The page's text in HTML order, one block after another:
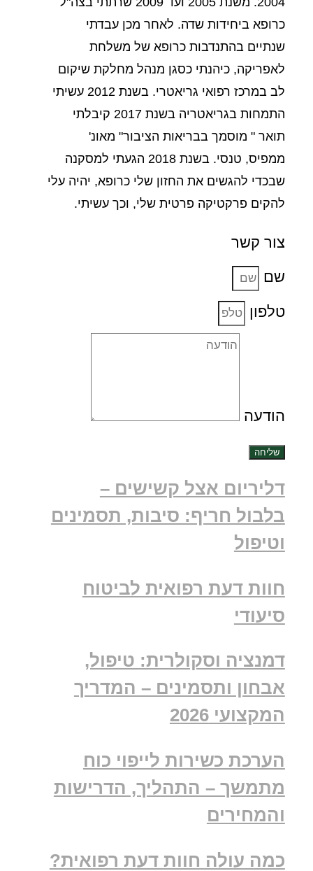
כרופא ביחידות שדה. לאחר מכן עבדתי
שנתיים בהתנדבות כרופא של משלחת
לאפריקה, כיהנתי כסגן מנהל מחלקת שיקום
לב במרכז רפואי גריאטרי. בשנת 2012 עשיתי
התמחות בגריאטריה בשנת 2017 קיבלתי
תואר " מוסמך בבריאות הציבור" מאונ'
ממפיס, טנסי. בשנת 2018 הגעתי למסקנה
שבכדי להגשים את החזון שלי כרופא, יהיה עלי
להקים פרקטיקה פרטית שלי, וכך עשיתי.
צור קשר
שם
טלפון
הודעה
שליחה
דליריום אצל קשישים –
בלבול חריף: סיבות, תסמינים
וטיפול
חוות דעת רפואית לביטוח
סיעודי
דמנציה וסקולרית: טיפול,
אבחון ותסמינים – המדריך
המקצועי 2026
הערכת כשירות לייפוי כוח
מתמשך – התהליך, הדרישות
והמחירים
כמה עולה חוות דעת רפואית?